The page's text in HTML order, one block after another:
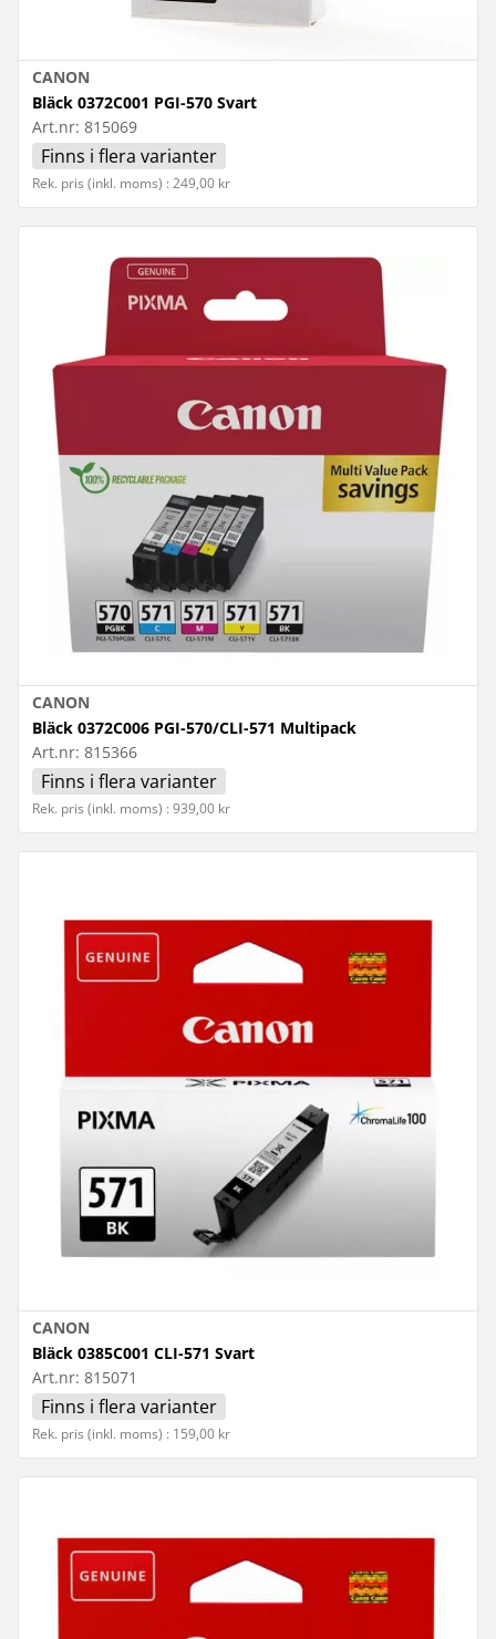
CANON
Bläck 0372C001 PGI-570 Svart
Art.nr: 815069
Finns i flera varianter
Rek. pris (inkl. moms) : 249,00 kr
CANON
Bläck 0372C006 PGI-570/CLI-571 Multipack
Art.nr: 815366
Finns i flera varianter
Rek. pris (inkl. moms) : 939,00 kr
CANON
Bläck 0385C001 CLI-571 Svart
Art.nr: 815071
Finns i flera varianter
Rek. pris (inkl. moms) : 159,00 kr